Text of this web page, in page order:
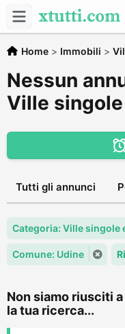
Home > Immobili >
Nessun
Ville
Tutti gli annunci
Categoria: Ville singole
Comune: Udine
Non siamo riusciti
la tua ricerca...